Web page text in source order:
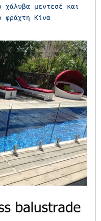
χάλυβα μεντεσέ και
φράχτη Κίνα